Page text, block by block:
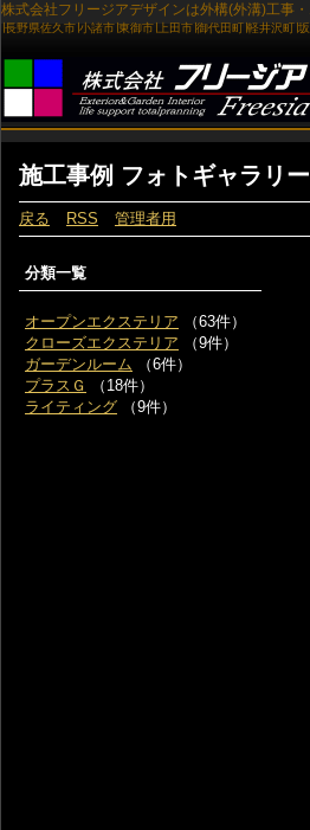
施工事例 フォトギャラリー
戻る RSS 管理者用
分類一覧
オープンエクステリア （63件）
クローズエクステリア （9件）
ガーデンルーム （6件）
プラスＧ
（18件）
ライティング （9件）